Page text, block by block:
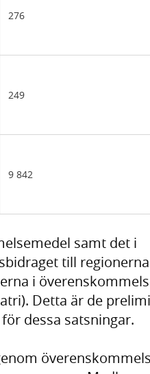
276
249
9 842
samt det i
till
i
Detta är de
dessa satsningar.